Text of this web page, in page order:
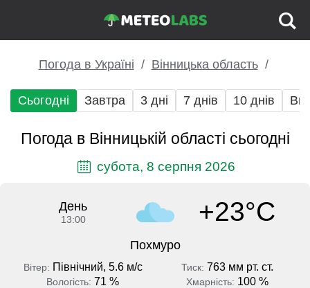
Погода в Україні Вінницька область
Сьогодні Завтра 3 дні 7 днів 10 днів
Погода в Вінницькій області сьогодні
субота, 8 серпня 2026
День
13:00 +23°C
Похмуро
Вітер: Північний, 5.6 м/с Тиск: 763 мм рт. ст.
Вологість: 71 % Хмарність: 100 %